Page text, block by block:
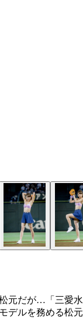
元だが…「三愛水
デルを務める松元